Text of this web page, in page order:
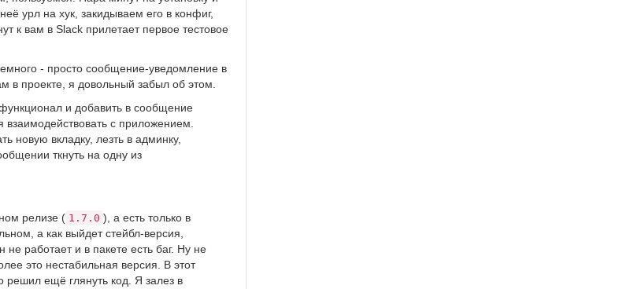
урл на хук, закидываем его в конфиг,
к вам в Slack прилетает первое тестовое
- просто сообщение-уведомление в
в проекте, я довольный забыл об этом.
и добавить в сообщение
с приложением.
новую вкладку, лезть в админку,
ткнуть на одну из
релизе ( 1.7.0 ), а есть только в
а как выйдет стейбл-версия,
работает и в пакете есть баг. Ну не
это нестабильная версия. В этот
решил ещё глянуть код. Я залез в